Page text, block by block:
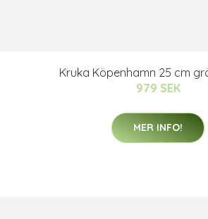
Kruka Köpenhamn 25 cm
979 SEK
MER INFO!